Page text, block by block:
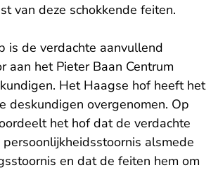
van deze schokkende feiten.
is de verdachte aanvullend
aan het Pieter Baan Centrum
Het Haagse hof heeft het
deskundigen overgenomen. Op
het hof dat de verdachte
alsmede
en dat de feiten hem om